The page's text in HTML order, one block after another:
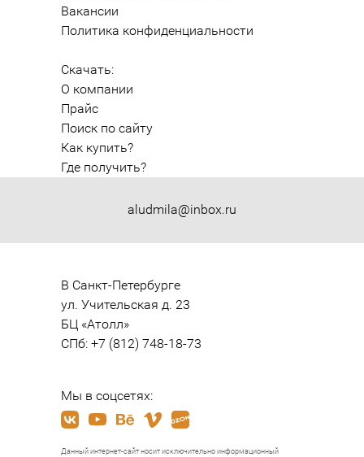
aludmila@inbox.ru
Вакансии
Политика конфиденциальности
Скачать:
О компании
Прайс
Поиск по сайту
Как купить?
Где получить?
В Санкт-Петербурге
ул. Учительская д. 23
БЦ «Атолл»
СПб: +7 (812) 748-18-73
Мы в соцсетях:
Данный интернет-сайт носит исключительно информационный